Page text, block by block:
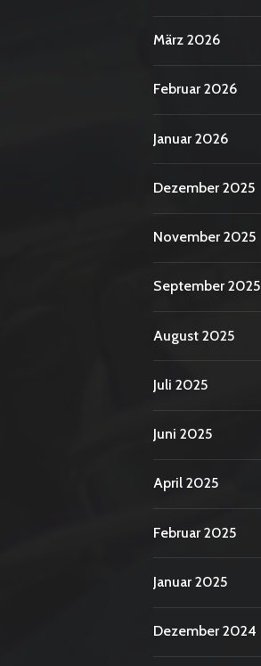
März 2026
Februar 2026
Januar 2026
Dezember 2025
November 2025
September 2025
August 2025
Juli 2025
Juni 2025
April 2025
Februar 2025
Januar 2025
Dezember 2024